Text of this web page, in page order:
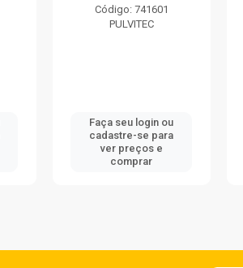
Código: 741601
PULVITEC
Faça seu login ou
cadastre-se para
ver preços e
comprar